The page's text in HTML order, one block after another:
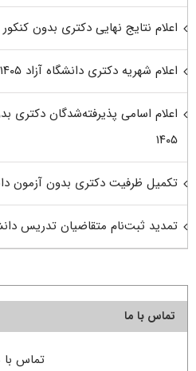
اعلام نتایج نهایی دکتری بدون کنکور
اعلام شهریه دکتری دانشگاه آزاد ۱۴۰۵
اعلام اسامی پذیرفته‌شدگان دکتری
۱۴۰۵
تکمیل ظرفیت دکتری بدون آزمون
تمدید ثبت‌نام متقاضیان تدریس دانشگاه
تماس با ما
تماس با